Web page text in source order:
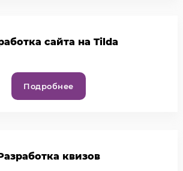
сайта на Tilda
Подробнее
квизов